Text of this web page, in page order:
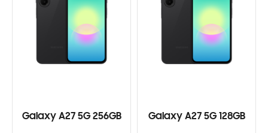
Galaxy A27 5G 256GB Galaxy A27 5G 128GB